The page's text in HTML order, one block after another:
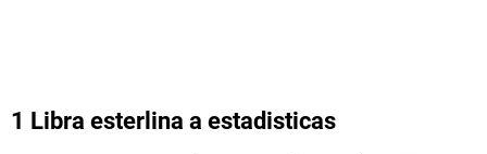
1 Libra esterlina a estadisticas